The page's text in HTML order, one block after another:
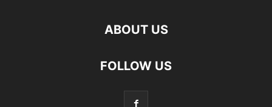
ABOUT US
FOLLOW US